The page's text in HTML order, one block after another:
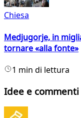
Chiesa
Medjugorje, in
tornare «alla fonte»
1 min di lettura
Idee e commenti